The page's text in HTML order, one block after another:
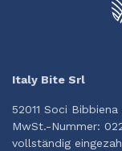
Italy Bite Srl
52011 Soci
MwSt.-Nummer:
vollständig